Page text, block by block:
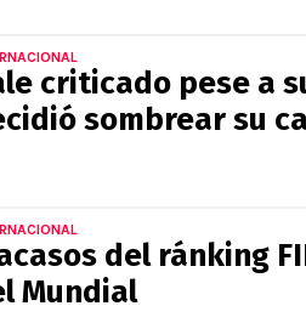
criticado pese a
sombrear su
del ránking
Mundial